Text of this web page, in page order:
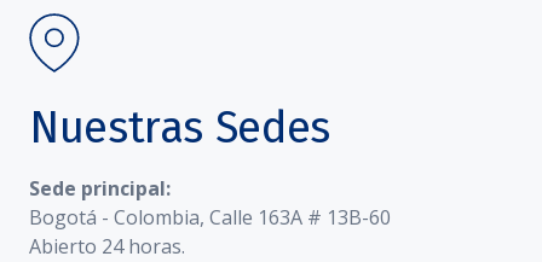
Nuestras Sedes
Sede principal:
Bogotá - Colombia, Calle 163A # 13B-60
Abierto 24 horas.